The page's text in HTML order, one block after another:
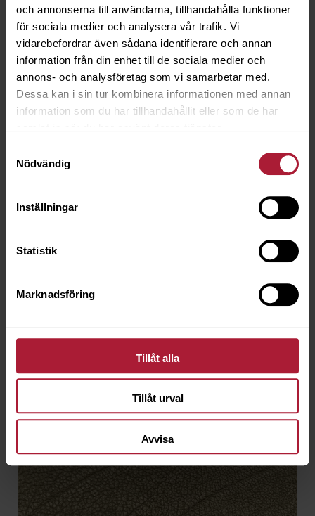
och annonserna till användarna, tillhandahålla funktioner
för sociala medier och analysera vår trafik. Vi
vidarebefordrar även sådana identifierare och annan
information från din enhet till de sociala medier och
annons- och analysföretag som vi samarbetar med.
Dessa kan i sin tur kombinera informationen med annan
information som du har tillhandahållit eller som de har
Nödvändig
Inställningar
Statistik
Marknadsföring
Tillåt alla
Tillåt urval
Avvisa